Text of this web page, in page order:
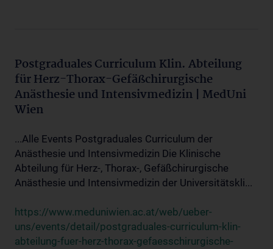
Postgraduales Curriculum Klin. Abteilung
für Herz-Thorax-Gefäßchirurgische
Anästhesie und Intensivmedizin | MedUni
Wien
...Alle Events Postgraduales Curriculum der
Anästhesie und Intensivmedizin Die Klinische
Abteilung für Herz-, Thorax-, Gefäßchirurgische
Anästhesie und Intensivmedizin der Universitätskli...
https://www.meduniwien.ac.at/web/ueber-
uns/events/detail/postgraduales-curriculum-klin-
abteilung-fuer-herz-thorax-gefaesschirurgische-